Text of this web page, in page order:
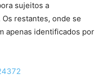
sujeitos a
restantes, onde se
apenas identificados por